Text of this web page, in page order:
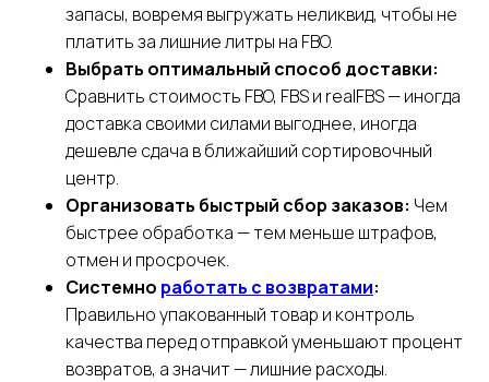
запасы, вовремя выгружать неликвид, чтобы не
платить за лишние литры на FBO.
Выбрать оптимальный способ доставки:
Сравнить стоимость FBO, FBS и realFBS — иногда
доставка своими силами выгоднее, иногда
дешевле сдача в ближайший сортировочный
центр.
Организовать быстрый сбор заказов: Чем
быстрее обработка — тем меньше штрафов,
отмен и просрочек.
Системно работать с возвратами:
Правильно упакованный товар и контроль
качества перед отправкой уменьшают процент
возвратов, а значит — лишние расходы.